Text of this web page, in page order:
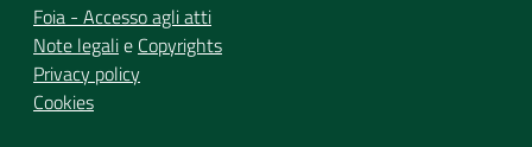
Foia - Accesso agli atti
Note legalie Copyrights
Privacy policy
Cookies